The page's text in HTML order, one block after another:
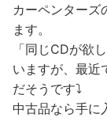
カーペンターズ
ます。
「同じCDが欲
いますが、最近
だそうです⤵️
中古品なら手に